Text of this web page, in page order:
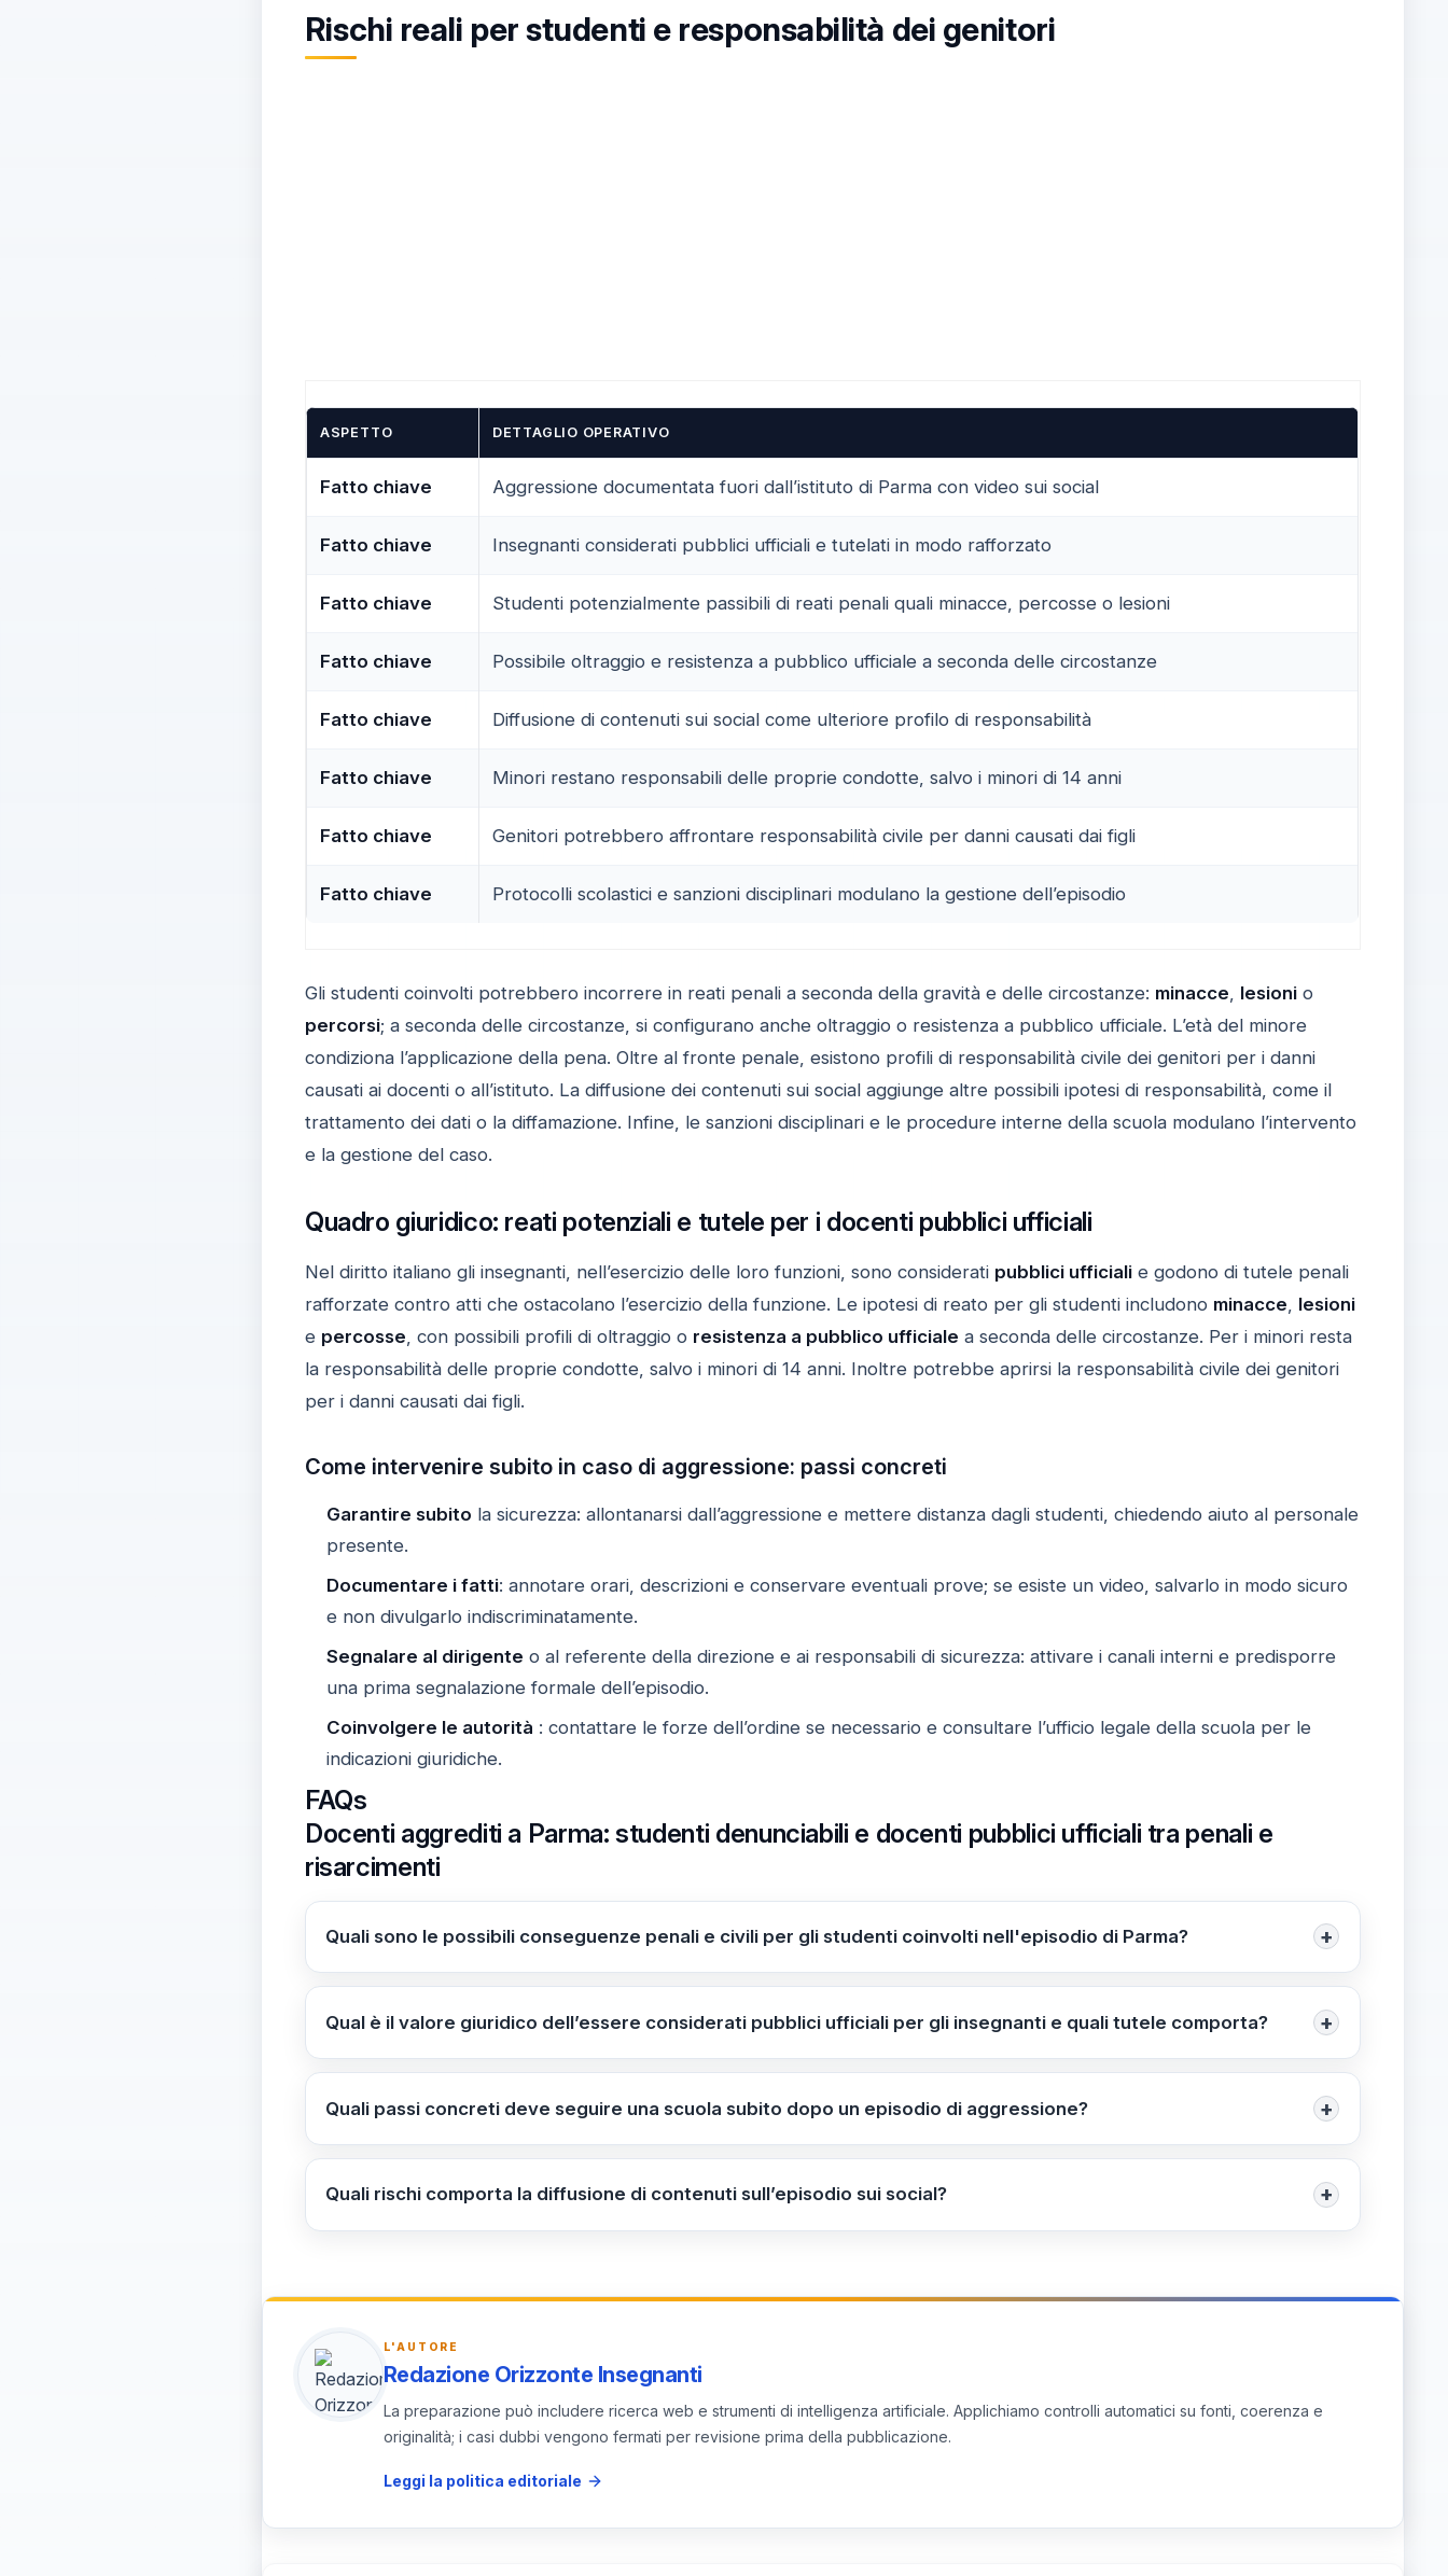
Rischi reali per studenti e responsabilità dei genitori
ASPETTO DETTAGLIO OPERATIVO
Fatto chiave Aggressione documentata fuori dall’istituto di Parma con video sui social
Fatto chiave Insegnanti considerati pubblici ufficiali e tutelati in modo rafforzato
Fatto chiave Studenti potenzialmente passibili di reati penali quali minacce, percosse o lesioni
Fatto chiave Possibile oltraggio e resistenza a pubblico ufficiale a seconda delle circostanze
Fatto chiave Diffusione di contenuti sui social come ulteriore profilo di responsabilità
Fatto chiave Minori restano responsabili delle proprie condotte, salvo i minori di 14 anni
Fatto chiave Genitori potrebbero affrontare responsabilità civile per danni causati dai figli
Fatto chiave Protocolli scolastici e sanzioni disciplinari modulano la gestione dell’episodio
Gli studenti coinvolti potrebbero incorrere in reati penali a seconda della gravità e delle circostanze: minacce lesionio
percorsi; a seconda delle circostanze, si configurano anche oltraggio o resistenza a pubblico ufficiale. L’età del minore
condiziona l’applicazione della pena. Oltre al fronte penale, esistono profili di responsabilità civile dei genitori per i danni
causati ai docenti o all’istituto. La diffusione dei contenuti sui social aggiunge altre possibili ipotesi di responsabilità, come il
trattamento dei dati o la diffamazione. Infine, le sanzioni disciplinari e le procedure interne della scuola modulano l’intervento
e la gestione del caso.
Quadro giuridico: reati potenziali e tutele per i docenti pubblici ufficiali
Nel diritto italiano gli insegnanti, nell’esercizio delle loro funzioni, sono considerati pubblici ufficialie godono di tutele penali
rafforzate contro atti che ostacolano l’esercizio della funzione. Le ipotesi di reato per gli studenti includono minacce lesioni
e percosse , con possibili profili di oltraggio o resistenza a pubblico ufficiale a seconda delle circostanze. Per i minori resta
la responsabilità delle proprie condotte, salvo i minori di 14 anni. Inoltre potrebbe aprirsi la responsabilità civile dei genitori
per i danni causati dai figli.
Come intervenire subito in caso di aggressione: passi concreti
Garantire subito la sicurezza: allontanarsi dall’aggressione e mettere distanza dagli studenti, chiedendo aiuto al personale
presente.
Documentare i fatti: annotare orari, descrizioni e conservare eventuali prove; se esiste un video, salvarlo in modo sicuro
e non divulgarlo indiscriminatamente.
Segnalare al dirigente o al referente della direzione e ai responsabili di sicurezza: attivare i canali interni e predisporre
una prima segnalazione formale dell’episodio.
Coinvolgere le autorità : contattare le forze dell’ordine se necessario e consultare l’ufficio legale della scuola per le
indicazioni giuridiche.
FAQs
Docenti aggrediti a Parma: studenti denunciabili e docenti pubblici ufficiali tra penali e
risarcimenti
Quali sono le possibili conseguenze penali e civili per gli studenti coinvolti nell'episodio di Parma? +
Gli studenti potrebbero rispondere di reati quali minacce, lesioni o percosse. Secondo l’avvocato Antonio De Martino,
l’episodio potrebbe sfociare in sanzioni disciplinari e ipotesi penali. È possibile anche la responsabilità civile dei genitori
Qual è il valore giuridico dell’essere considerati pubblici ufficiali per gli insegnanti e quali tutele comporta? +
Gli insegnanti, nell’esercizio delle loro funzioni, sono considerati pubblici ufficiali e godono di tutele penali rafforzate
gg/mm/aaaa
Quali passi concreti deve seguire una scuola subito dopo un episodio di aggressione? +
Garantire subito la sicurezza: allontanarsi dall’aggressione e chiedere aiuto al personale presente. Documentare i fatti
responsabili di sicurezza e attivare i canali interni. Coinvolgere le autorità se necessario e consultare l’ufficio legale della
Quali rischi comporta la diffusione di contenuti sull’episodio sui social? +
La diffusione online può aprire profili di responsabilità come trattamento dei dati personali, diffamazione o responsabilità
gg/mm/aaaa
L'AUTORE
Redazione Orizzonte Insegnanti
La preparazione può includere ricerca web e strumenti di intelligenza artificiale. Applichiamo controlli automatici su fonti, coerenza e
originalità; i casi dubbi vengono fermati per revisione prima della pubblicazione.
Leggi la politica editoriale